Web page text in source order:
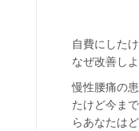
自費にした
なぜ改善し
慢性腰痛の
たけど今ま
らあなたは